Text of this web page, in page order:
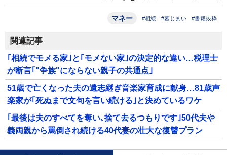
マネー #相続 #墓じまい #書籍抜粋
関連記事
｢相続でモメる家｣と｢モメない家｣の決定的な違い…税理士
が断言｢"争族"にならない親子の共通点｣
51歳で亡くなった夫の遺志継ぎ音楽家育成に献身…81歳声
楽家が｢死ぬまで文句を言い続ける｣と決めているワケ
｢最後は夫のすべてを奪い､捨て去るつもりです｣50代夫や
義両親から罵倒され続ける40代妻の壮大な復讐プラン